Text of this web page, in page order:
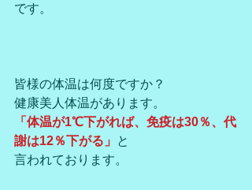
です。
皆様の体温は何度ですか？
健康美人体温があります。
「体温が1℃下がれば、免疫は30％、代
謝は12％下がる」 と
言われております。